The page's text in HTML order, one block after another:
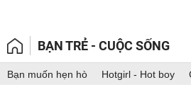
BẠN TRẺ - CUỘC SỐNG
Bạn muốn hẹn hò Hotgirl - Hot boy